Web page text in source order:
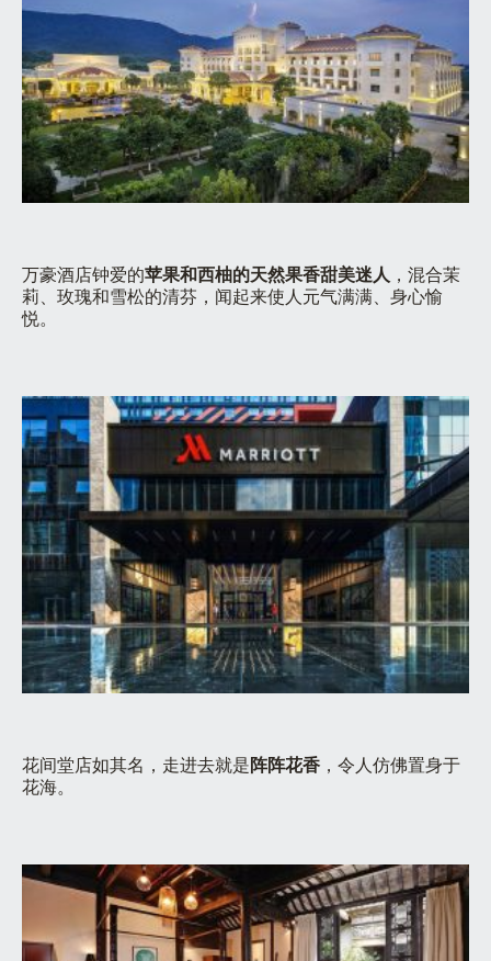
万豪酒店钟爱的苹果和西柚的天然果香甜美迷人 ，混合茉
莉、玫瑰和雪松的清芬，闻起来使人元气满满、身心愉
悦。
花间堂店如其名，走进去就是阵阵花香 ，令人仿佛置身于
花海。